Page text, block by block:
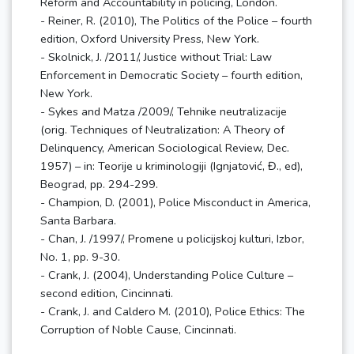
- Reiner, R. (2010), The Politics of the Police – fourth
edition, Oxford University Press, New York.
- Skolnick, J. /2011/, Justice without Trial: Law
Enforcement in Democratic Society – fourth edition,
New York.
- Sykes and Matza /2009/, Tehnike neutralizacije
(orig. Techniques of Neutralization: A Theory of
Delinquency, American Sociological Review, Dec.
1957) – in: Teorije u kriminologiji (Ignjatović, Đ., ed),
Beograd, pp. 294-299.
- Champion, D. (2001), Police Misconduct in America,
Santa Barbara.
- Chan, J. /1997/, Promene u policijskoj kulturi, Izbor,
No. 1, pp. 9-30.
- Crank, J. (2004), Understanding Police Culture –
second edition, Cincinnati.
- Crank, J. and Caldero M. (2010), Police Ethics: The